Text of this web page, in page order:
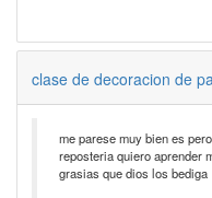
clase de decoracion de
me parese muy bien es
reposteria quiero aprender
grasias que dios los bediga